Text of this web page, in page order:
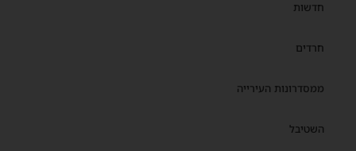
חדשות
חרדים
ממסדרונות העירייה
השטיבל